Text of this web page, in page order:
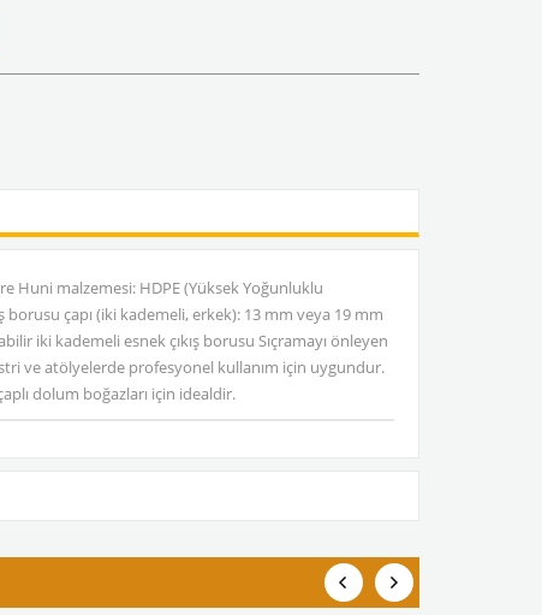
Huni malzemesi: HDPE (Yüksek Yoğunluklu
borusu çapı (iki kademeli, erkek): 13 mm veya 19 mm
iki kademeli esnek çıkış borusu Sıçramayı önleyen
ve atölyelerde profesyonel kullanım için uygundur.
dolum boğazları için idealdir.